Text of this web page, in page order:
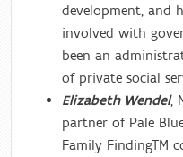
development, and
involved with
been an
of private social
Elizabeth Wendel,
partner of Pale
Family FindingTM